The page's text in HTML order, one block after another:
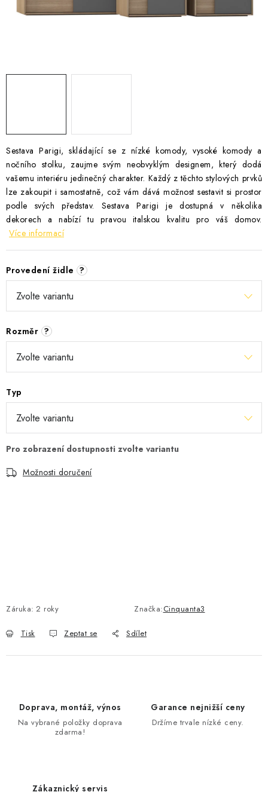
Sestava Parigi, skládající se z nízké komody, vysoké komody a
nočního stolku, zaujme svým neobvyklým designem, který dodá
vašemu interiéru jedinečný charakter. Každý z těchto stylových prvků
lze zakoupit i samostatně, což vám dává možnost sestavit si prostor
podle svých představ. Sestava Parigi je dostupná v několika
dekorech a nabízí tu pravou italskou kvalitu pro váš domov.
Více informací
Provedení židle ?
Rozměr ?
Typ
Možnosti doručení
Záruka: 2 roky Značka:Cinquanta3
Tisk Zeptat se Sdílet
Doprava, montáž, výnos
Na vybrané položky doprava
zdarma!
Garance nejnižší ceny
Držíme trvale nízké ceny.
Zákaznický servis